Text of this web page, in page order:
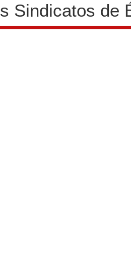
Sindicatos de